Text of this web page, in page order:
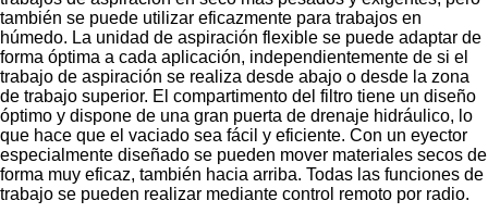
también se puede utilizar eficazmente para trabajos en
húmedo. La unidad de aspiración flexible se puede adaptar de
forma óptima a cada aplicación, independientemente de si el
trabajo de aspiración se realiza desde abajo o desde la zona
de trabajo superior. El compartimento del filtro tiene un diseño
óptimo y dispone de una gran puerta de drenaje hidráulico, lo
que hace que el vaciado sea fácil y eficiente. Con un eyector
especialmente diseñado se pueden mover materiales secos de
forma muy eficaz, también hacia arriba. Todas las funciones de
trabajo se pueden realizar mediante control remoto por radio.